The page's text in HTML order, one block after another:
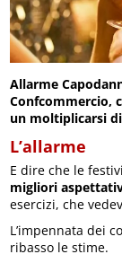
Allarme
Confcommercio,
un moltiplicarsi
L’allarme
E dire che le
migliori
esercizi, che
L’impennata dei
ribasso le stime.